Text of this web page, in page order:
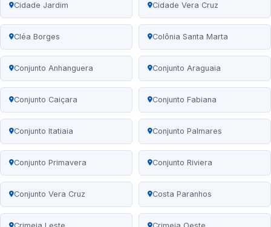
Cidade Jardim Cidade Vera Cruz
Cléa Borges Colônia Santa Marta
Conjunto Anhanguera Conjunto Araguaia
Conjunto Caiçara Conjunto Fabiana
Conjunto Itatiaia Conjunto Palmares
Conjunto Primavera Conjunto Riviera
Conjunto Vera Cruz Costa Paranhos